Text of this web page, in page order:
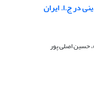
در ج.ا. ایران
حسین اصلی پور